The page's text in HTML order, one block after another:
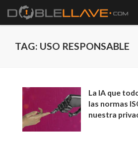
TAG: USO RESPONSABLE
La IA que
las normas
nuestra